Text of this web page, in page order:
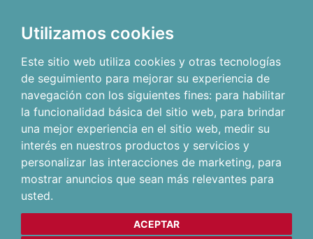
Utilizamos cookies
Este sitio web utiliza cookies y otras tecnologías
de seguimiento para mejorar su experiencia de
navegación con los siguientes fines: para habilitar
la funcionalidad básica del sitio web, para brindar
una mejor experiencia en el sitio web, medir su
interés en nuestros productos y servicios y
personalizar las interacciones de marketing, para
mostrar anuncios que sean más relevantes para
usted.
ACEPTAR